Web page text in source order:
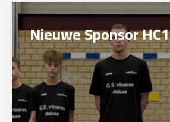
Nieuwe Sponsor HC1